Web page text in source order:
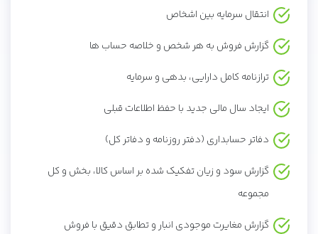
انتقال سرمایه بین اشخاص
گزارش فروش به هر شخص و خلاصه حساب ها
ترازنامه کامل دارایی، بدهی و سرمایه
ایجاد سال مالی جدید با حفظ اطلاعات قبلی
دفاتر حسابداری (دفتر روزنامه و دفاتر کل)
گزارش سود و زیان تفکیک شده بر اساس کالا، بخش و کل
مجموعه
گزارش مغایرت موجودی انبار و تطابق دقیق با فروش